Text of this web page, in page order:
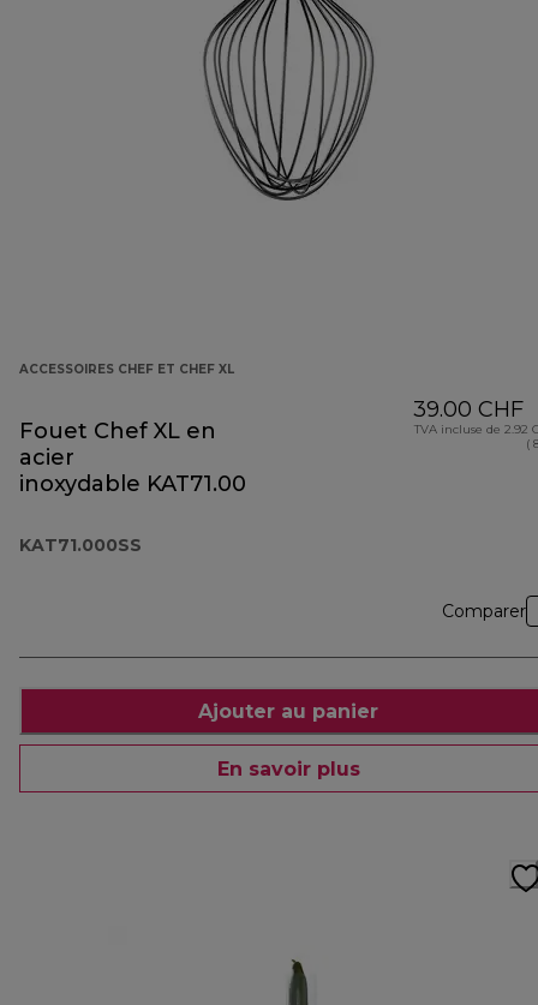
ACCESSOIRES CHEF ET CHEF XL
Fouet Chef XL en
acier
inoxydable KAT71.000SS
KAT71.000SS
39.00 CHF
TVA incluse de 2.92
(
Comparer
Ajouter au panier
En savoir plus